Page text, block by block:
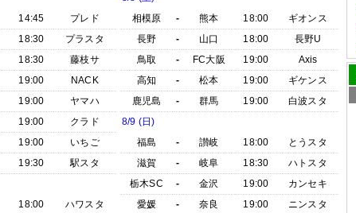
14:45
プレド
18:30
プラスタ
18:30
藤枝サ
19:00
NACK
19:00
ヤマハ
19:00
クラド
19:00
いちご
19:30
駅スタ
18:00
ハワスタ
相模原
- 熊本 18:00
ギオンス
長野
- 山口 18:00
長野U
鳥取
- FC大阪 19:00
Axis
高知
- 松本 19:00
ギケンス
鹿児島
- 群馬 19:00
白波スタ
8/9 (日)
福島
- 讃岐 18:00
とうスタ
滋賀
- 岐阜 18:30
ハトスタ
栃木SC
- 金沢 19:00
カンセキ
愛媛
- 奈良 19:00
ニンスタ